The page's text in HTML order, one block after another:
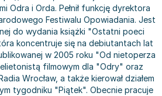
bankowość
i listy
- książki
liceum i technikum
liceum i technikum
liceum i technikum
liceum i technikum
zawodowej
- Polska
- Świat
Odra i Orda. Pełnił funkcję dyrektora
Festiwalu Opowiadania. Jest
do wydania książki "Ostatni poeci
koncentruje się na debiutantach lat
w 2005 roku "Od nietoperza
filmowym dla "Odry" oraz
Wrocław, a także kierował działem
tygodniku "Piątek". Obecnie pracuje